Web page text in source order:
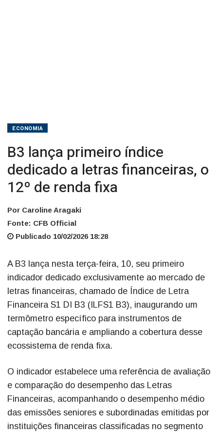
ECONOMIA
B3 lança primeiro índice
dedicado a letras financeiras, o
12º de renda fixa
Por Caroline Aragaki
Fonte: CFB Official
Publicado 10/02/2026 18:28
A B3 lança nesta terça-feira, 10, seu primeiro
indicador dedicado exclusivamente ao mercado de
letras financeiras, chamado de Índice de Letra
Financeira S1 DI B3 (ILFS1 B3), inaugurando um
termômetro específico para instrumentos de
captação bancária e ampliando a cobertura desse
ecossistema de renda fixa.
O indicador estabelece uma referência de avaliação
e comparação do desempenho das Letras
Financeiras, acompanhando o desempenho médio
das emissões seniores e subordinadas emitidas por
instituições financeiras classificadas no segmento